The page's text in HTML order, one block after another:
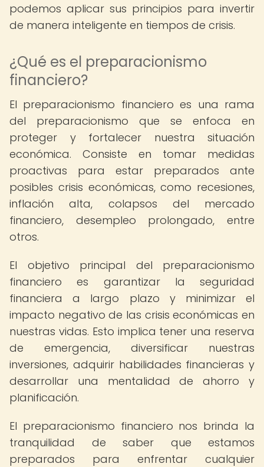
podemos aplicar sus principios para invertir
de manera inteligente en tiempos de crisis.
¿Qué es el preparacionismo
financiero?
El preparacionismo financiero es una rama
del preparacionismo que se enfoca en
proteger y fortalecer nuestra situación
económica. Consiste en tomar medidas
proactivas para estar preparados ante
posibles crisis económicas, como recesiones,
inflación alta, colapsos del mercado
financiero, desempleo prolongado, entre
otros.
El objetivo principal del preparacionismo
financiero es garantizar la seguridad
financiera a largo plazo y minimizar el
impacto negativo de las crisis económicas en
nuestras vidas. Esto implica tener una reserva
de emergencia, diversificar nuestras
inversiones, adquirir habilidades financieras y
desarrollar una mentalidad de ahorro y
planificación.
El preparacionismo financiero nos brinda la
tranquilidad de saber que estamos
preparados para enfrentar cualquier